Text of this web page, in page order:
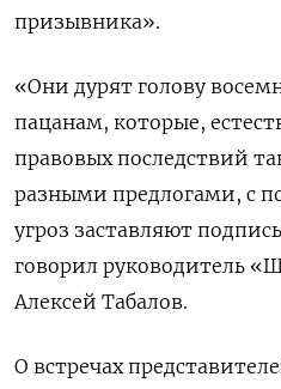
призывника».
«Они дурят голову
пацанам, которые,
правовых последствий
разными предлогами, с
угроз заставляют
говорил руководитель
Алексей Табалов.
О встречах